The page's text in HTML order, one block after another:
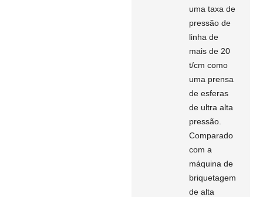
uma taxa de
pressão de
linha de
mais de 20
t/cm como
uma prensa
de esferas
de ultra alta
pressão.
Comparado
com a
máquina de
briquetagem
de alta